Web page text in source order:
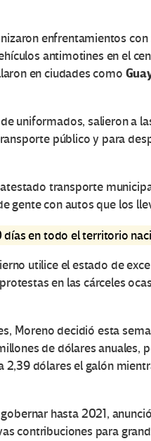
enfrentamientos
antimotines en el
en ciudades como
uniformados, salieron a
público y para
transporte
gente con autos que los
en todo el territorio
utilice el estado de
en las cárceles
Moreno decidió esta
de dólares anuales,
2,39 dólares el galón
hasta 2021,
contribuciones para